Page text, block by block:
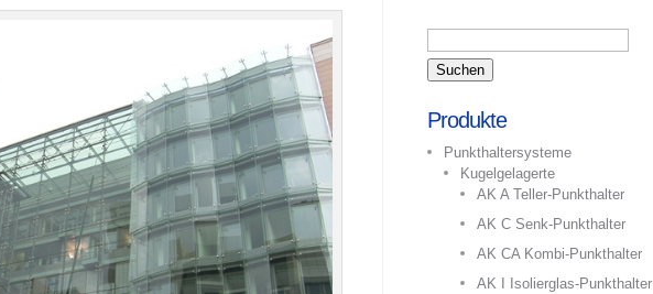
Produkte
Punkthaltersysteme
Kugelgelagerte
AK A Teller-Punkthalter
AK C Senk-Punkthalter
AK CA Kombi-Punkthalter
AK I Isolierglas-Punkthalter